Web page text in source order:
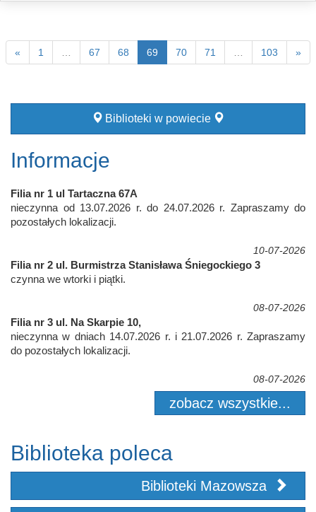
« 1 67 68 69 70 71 103 »
Biblioteki w powiecie
Informacje
Filia nr 1 ul Tartaczna 67A
nieczynna od 13.07.2026 r. do 24.07.2026 r. Zapraszamy do
pozostałych lokalizacji.
10-07-2026
Filia nr 2 ul. Burmistrza Stanisława Śniegockiego 3
czynna we wtorki i piątki.
08-07-2026
Filia nr 3 ul. Na Skarpie 10,
nieczynna w dniach 14.07.2026 r. i 21.07.2026 r. Zapraszamy
do pozostałych lokalizacji.
08-07-2026
zobacz wszystkie...
Biblioteka poleca
Biblioteki Mazowsza